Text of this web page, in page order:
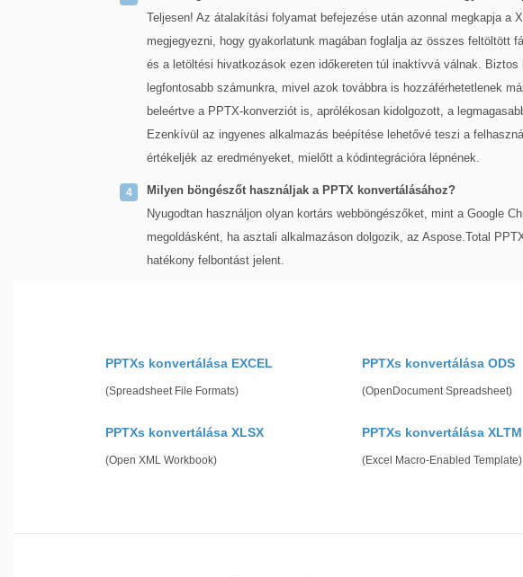
Teljesen! Az átalakítási folyamat befejezése után azonnal megkapja a
megjegyezni, hogy gyakorlatunk magában foglalja az összes feltöltött
és a letöltési hivatkozások ezen időkereten túl inaktívvá válnak.
legfontosabb számunkra, mivel azok továbbra is hozzáférhetetlenek
beleértve a PPTX-konverziót is, aprólékosan kidolgozott, a
Ezenkívül az ingyenes alkalmazás beépítése lehetővé teszi a
értékeljék az eredményeket, mielőtt a kódintegrációra lépnének.
Milyen böngészőt használjak a PPTX konvertálásához?
Nyugodtan használjon olyan kortárs webböngészőket, mint a Google
megoldásként, ha asztali alkalmazáson dolgozik, az Aspose.Total
hatékony felbontást jelent.
PPTXs konvertálása EXCEL
(Spreadsheet File Formats)
PPTXs konvertálása ODS
(OpenDocument Spreadsheet)
PPTXs konvertálása XLSX
(Open XML Workbook)
PPTXs konvertálása XLTM
(Excel Macro-Enabled Template)